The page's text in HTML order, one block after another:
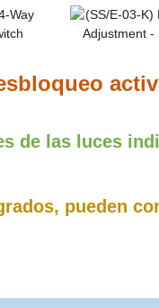
de las luces
pueden